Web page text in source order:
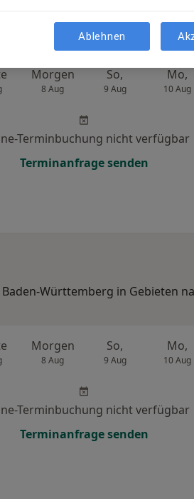
Morgen
8 Aug
So,
9 Aug
Mo,
10 Aug
Terminbuchung nicht verfügbar
Terminanfrage senden
Württemberg in Gebieten
Morgen
8 Aug
So,
9 Aug
Mo,
10 Aug
Terminbuchung nicht verfügbar
Terminanfrage senden
Ablehnen